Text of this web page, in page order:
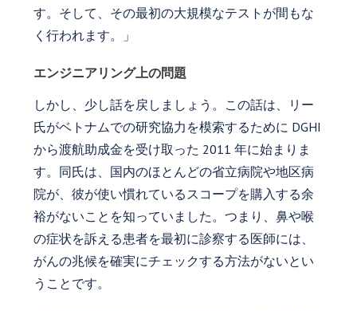
す。そして、その最初の大規模なテストが間もな
く行われます。」
エンジニアリング上の問題
しかし、少し話を戻しましょう。この話は、リー
氏がベトナムでの研究協力を模索するために DGHI
から渡航助成金を受け取った 2011 年に始まりま
す。同氏は、国内のほとんどの省立病院や地区病
院が、彼が使い慣れているスコープを購入する余
裕がないことを知っていました。つまり、鼻や喉
の症状を訴える患者を最初に診察する医師には、
がんの兆候を確実にチェックする方法がないとい
うことです。